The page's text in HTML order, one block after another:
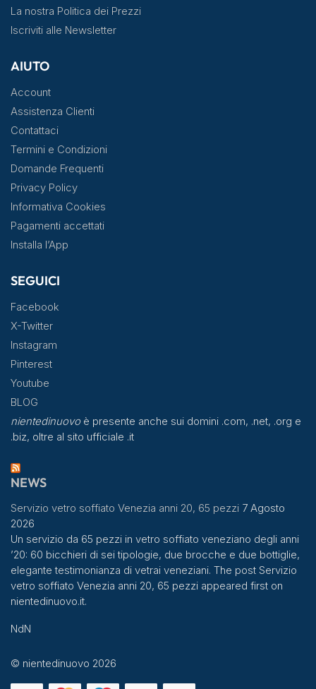
La nostra Politica dei Prezzi
Iscriviti alle Newsletter
AIUTO
Account
Assistenza Clienti
Contattaci
Termini e Condizioni
Domande Frequenti
Privacy Policy
Informativa Cookies
Pagamenti accettati
Installa l’App
SEGUICI
Facebook
X-Twitter
Instagram
Pinterest
Youtube
BLOG
nientedinuovoè presente anche sui domini .com, .net, .org e
.biz, oltre al sito ufficiale .it
NEWS
Servizio vetro soffiato Venezia anni 20, 65 pezzi 7 Agosto
2026
Un servizio da 65 pezzi in vetro soffiato veneziano degli anni
’20: 60 bicchieri di sei tipologie, due brocche e due bottiglie,
elegante testimonianza di vetrai veneziani. The post Servizio
vetro soffiato Venezia anni 20, 65 pezzi appeared first on
nientedinuovo.it.
NdN
© nientedinuovo 2026